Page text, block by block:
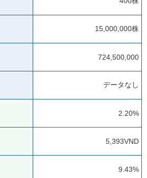
15,000,000株
724,500,000
データなし
2.20%
5,393VND
9.43%